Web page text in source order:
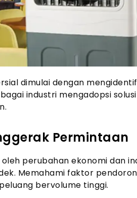
dimulai dengan
industri mengadopsi solusi
Permintaan
perubahan ekonomi dan
Memahami faktor
bervolume tinggi.